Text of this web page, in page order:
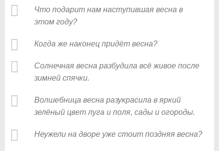
Что подарит нам наступившая весна в
этом году?
Когда же наконец придёт весна?
Солнечная весна разбудила всё живое после
зимней спячки.
Волшебница весна разукрасила в яркий
зелёный цвет луга и поля, сады и огороды.
Неужели на дворе уже стоит поздняя весна?